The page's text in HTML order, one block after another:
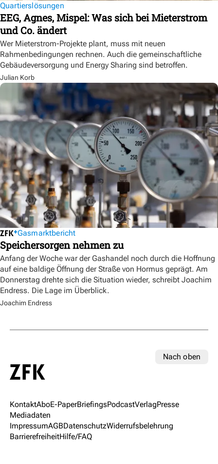
Quartierslösungen
EEG, Agnes, Mispel: Was sich bei Mieterstrom
und Co. ändert
Wer Mieterstrom-Projekte plant, muss mit neuen
Rahmenbedingungen rechnen. Auch die gemeinschaftliche
Gebäudeversorgung und Energy Sharing sind betroffen.
Julian Korb
Gasmarktbericht
Speichersorgen nehmen zu
Anfang der Woche war der Gashandel noch durch die Hoffnung
auf eine baldige Öffnung der Straße von Hormus geprägt. Am
Donnerstag drehte sich die Situation wieder, schreibt Joachim
Endress. Die Lage im Überblick.
Joachim Endress
Nach oben
KontaktAboE-PaperBriefingsPodcastVerlagPresse
Mediadaten
ImpressumAGBDatenschutzWiderrufsbelehrung
BarrierefreiheitHilfe/FAQ